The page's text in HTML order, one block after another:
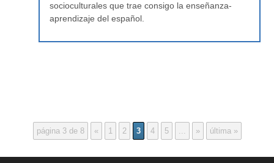
socioculturales que trae consigo la enseñanza-
aprendizaje del español.
página 3 de 8 « 1 2 3 4 5 ... » última »